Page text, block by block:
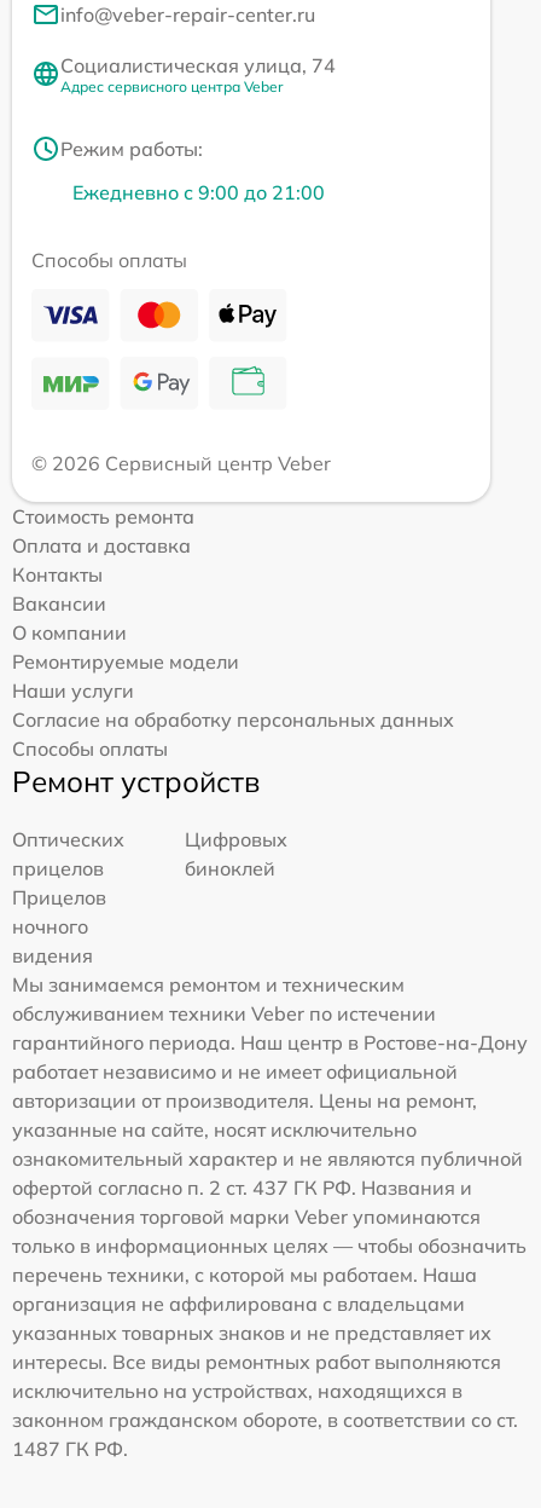
info@veber-repair-center.ru
Социалистическая улица, 74
Адрес сервисного центра Veber
Режим работы:
Ежедневно с 9:00 до 21:00
Способы оплаты
© 2026 Сервисный центр Veber
Стоимость ремонта
Оплата и доставка
Контакты
Вакансии
О компании
Ремонтируемые модели
Наши услуги
Согласие на обработку персональных данных
Способы оплаты
Ремонт устройств
Оптических
прицелов
Цифровых
биноклей
Прицелов
ночного
видения
Мы занимаемся ремонтом и техническим
обслуживанием техники Veber по истечении
гарантийного периода. Наш центр в Ростове-на-Дону
работает независимо и не имеет официальной
авторизации от производителя. Цены на ремонт,
указанные на сайте, носят исключительно
ознакомительный характер и не являются публичной
офертой согласно п. 2 ст. 437 ГК РФ. Названия и
обозначения торговой марки Veber упоминаются
только в информационных целях — чтобы обозначить
перечень техники, с которой мы работаем. Наша
организация не аффилирована с владельцами
указанных товарных знаков и не представляет их
интересы. Все виды ремонтных работ выполняются
исключительно на устройствах, находящихся в
законном гражданском обороте, в соответствии со ст.
1487 ГК РФ.